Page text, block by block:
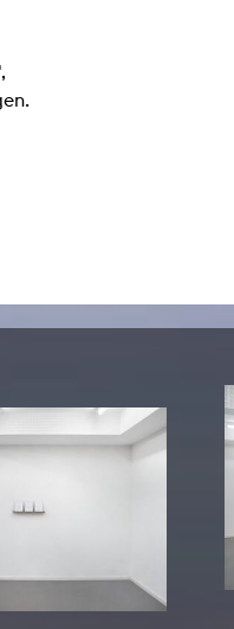
für FLINTA*
mit Kind